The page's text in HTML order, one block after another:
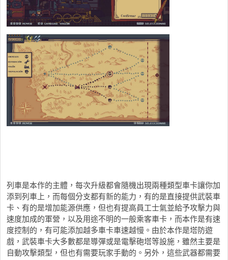
列車是本作的主體，每次升級都會隨機出現兩種類型車卡讓你加
添到列車上，而每個分支都有新的能力，有的是直接提供武裝車
卡、有的是增加能源供應，但也有提高員工士氣並給予攻擊力與
速度加成的軍營，以及用途不明的一般乘客車卡，而本作是有速
度控制的，有可能添加越多車卡車速越慢。由於本作是塔防遊
戲，武裝車卡大多數都是導彈或是電擊砲塔等設施，雖然主要是
自動攻擊類型，但也有需要玩家手動的。另外，這些武器都需要